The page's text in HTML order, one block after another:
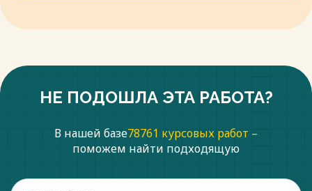
НЕ ПОДОШЛА ЭТА РАБОТА?
В нашей базе78761 курсовых работ –
поможем найти подходящую